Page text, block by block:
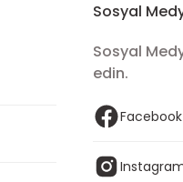
Sosyal
Sosyal
edin.
Facebook